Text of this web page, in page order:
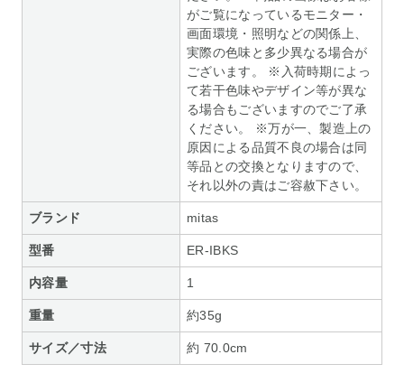
がご覧になっているモニター・
画面環境・照明などの関係上、
実際の色味と多少異なる場合が
ございます。 ※入荷時期によっ
て若干色味やデザイン等が異な
る場合もございますのでご了承
ください。 ※万が一、製造上の
原因による品質不良の場合は同
等品との交換となりますので、
それ以外の責はご容赦下さい。
ブランド mitas
型番 ER-IBKS
内容量 1
重量 約35g
サイズ／寸法 約 70.0cm